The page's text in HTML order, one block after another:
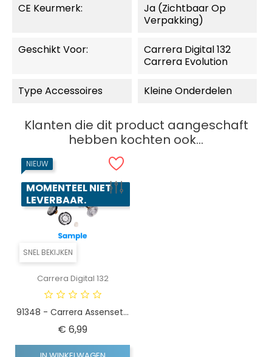
CE Keurmerk:
Ja (zichtbaar Op
Verpakking)
Geschikt Voor:
Carrera Digital 132
Carrera Evolution
Type Accessoires Kleine Onderdelen
Klanten die dit product aangeschaft
hebben kochten ook...
SNEL BEKIJKEN
NIEUW
MOMENTEEL NIET
LEVERBAAR.
Carrera Digital 132
91348 - Carrera Assenset...
€ 6,99Prijs